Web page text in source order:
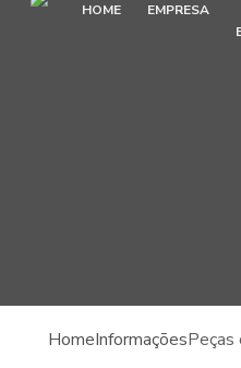
HOME EMPRESA
HomeInformaçõesPeças